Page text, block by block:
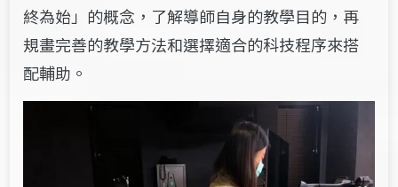
終為始」的概念，了解導師自身的教學目的，再
規畫完善的教學方法和選擇適合的科技程序來搭
配輔助。